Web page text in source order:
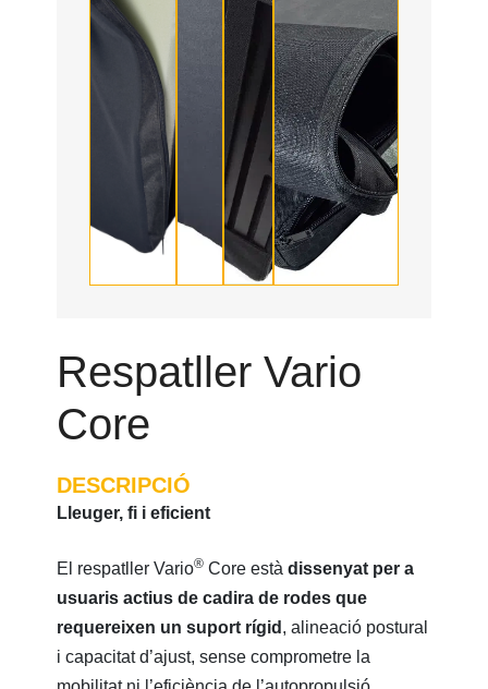
Respatller Vario
Core
DESCRIPCIÓ
Lleuger, fi i eficient
El respatller Vario® Core estàdissenyat per a
usuaris actius de cadira de rodes que
requereixen un suport rígid , alineació postural
i capacitat d’ajust, sense comprometre la